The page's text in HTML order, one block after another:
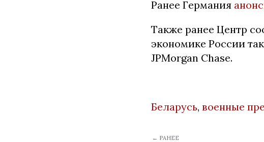
Ранее Германия
Также ранее Центр
экономике России
JPMorgan Chase.
Беларусь, военные
← РАНЕЕ